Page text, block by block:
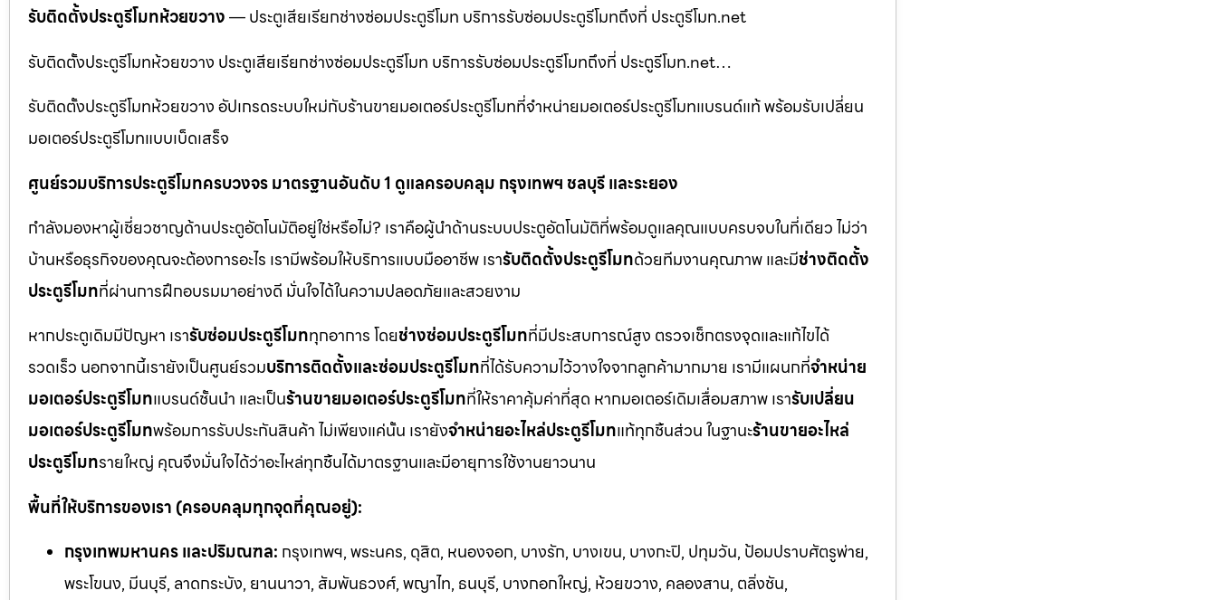
รับติดตั้งประตูรีโมทห้วยขวาง— ประตูเสียเรียกช่างซ่อมประตูรีโมท บริการรับซ่อมประตูรีโมทถึงที่ ประตูรีโมท.net
รับติดตั้งประตูรีโมทห้วยขวาง ประตูเสียเรียกช่างซ่อมประตูรีโมท บริการรับซ่อมประตูรีโมทถึงที่ ประตูรีโมท.net…
รับติดตั้งประตูรีโมทห้วยขวาง อัปเกรดระบบใหม่กับร้านขายมอเตอร์ประตูรีโมทที่จำหน่ายมอเตอร์ประตูรีโมทแบรนด์แท้ พร้อมรับเปลี่ยน
มอเตอร์ประตูรีโมทแบบเบ็ดเสร็จ
ศูนย์รวมบริการประตูรีโมทครบวงจร มาตรฐานอันดับ 1 ดูแลครอบคลุม กรุงเทพฯ ชลบุรี และระยอง
กำลังมองหาผู้เชี่ยวชาญด้านประตูอัตโนมัติอยู่ใช่หรือไม่? เราคือผู้นำด้านระบบประตูอัตโนมัติที่พร้อมดูแลคุณแบบครบจบในที่เดียว ไม่ว่า
บ้านหรือธุรกิจของคุณจะต้องการอะไร เรามีพร้อมให้บริการแบบมืออาชีพ เรารับติดตั้งประตูรีโมทด้วยทีมงานคุณภาพ และมีช่างติดตั้ง
ประตูรีโมทที่ผ่านการฝึกอบรมมาอย่างดี มั่นใจได้ในความปลอดภัยและสวยงาม
หากประตูเดิมมีปัญหา เรารับซ่อมประตูรีโมททุกอาการ โดยช่างซ่อมประตูรีโมทที่มีประสบการณ์สูง ตรวจเช็กตรงจุดและแก้ไขได้
รวดเร็ว นอกจากนี้เรายังเป็นศูนย์รวมบริการติดตั้งและซ่อมประตูรีโมทที่ได้รับความไว้วางใจจากลูกค้ามากมาย เรามีแผนกที่จำหน่าย
มอเตอร์ประตูรีโมทแบรนด์ชั้นนำ และเป็นร้านขายมอเตอร์ประตูรีโมทที่ให้ราคาคุ้มค่าที่สุด หากมอเตอร์เดิมเสื่อมสภาพ เรารับเปลี่ยน
มอเตอร์ประตูรีโมทพร้อมการรับประกันสินค้า ไม่เพียงแค่นั้น เรายังจำหน่ายอะไหล่ประตูรีโมทแท้ทุกชิ้นส่วน ในฐานะร้านขายอะไหล่
ประตูรีโมทรายใหญ่ คุณจึงมั่นใจได้ว่าอะไหล่ทุกชิ้นได้มาตรฐานและมีอายุการใช้งานยาวนาน
พื้นที่ให้บริการของเรา (ครอบคลุมทุกจุดที่คุณอยู่):
กรุงเทพมหานคร และปริมณฑล: กรุงเทพฯ, พระนคร, ดุสิต, หนองจอก, บางรัก, บางเขน, บางกะปิ, ปทุมวัน, ป้อมปราบศัตรูพ่าย,
พระโขนง, มีนบุรี, ลาดกระบัง, ยานนาวา, สัมพันธวงศ์, พญาไท, ธนบุรี, บางกอกใหญ่, ห้วยขวาง, คลองสาน, ตลิ่งชัน,